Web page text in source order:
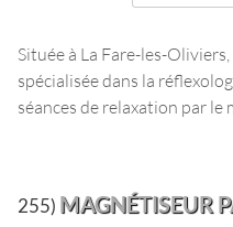
Située à La Fare-les-
spécialisée dans la
séances de relaxation par le
255) MAGNÉTISEUR